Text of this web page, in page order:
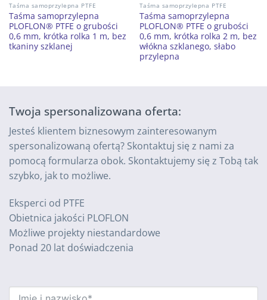
Taśma samoprzylepna PTFE
Taśma samoprzylepna
PLOFLON® PTFE o grubości
0,6 mm, krótka rolka 1 m, bez
tkaniny szklanej
Taśma samoprzylepna PTFE
Taśma samoprzylepna
PLOFLON® PTFE o grubości
0,6 mm, krótka rolka 2 m, bez
włókna szklanego, słabo
przylepna
Twoja spersonalizowana oferta:
Jesteś klientem biznesowym zainteresowanym
spersonalizowaną ofertą? Skontaktuj się z nami za
pomocą formularza obok. Skontaktujemy się z Tobą tak
szybko, jak to możliwe.
Eksperci od PTFE
Obietnica jakości PLOFLON
Możliwe projekty niestandardowe
Ponad 20 lat doświadczenia